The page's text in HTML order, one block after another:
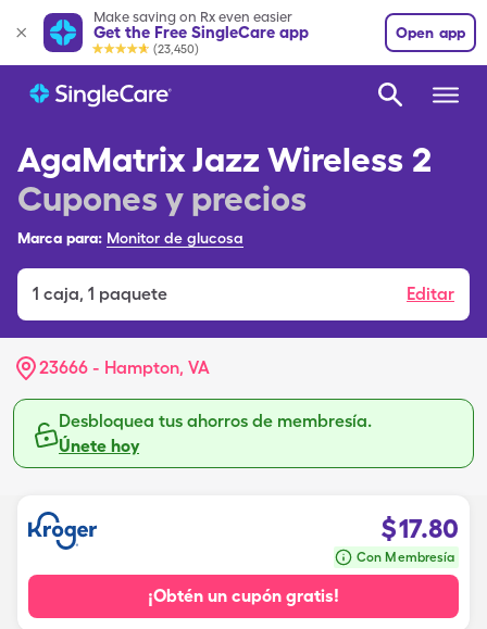
Make saving on Rx even easier
Get the Free SingleCare app
(23,450)
Open app
AgaMatrix Jazz Wireless 2
Cupones y precios
Marca para: Monitor de glucosa
1 caja, 1 paquete Editar
23666 - Hampton, VA
Desbloquea tus ahorros de membresía.
Únete hoy
$17.80
Con Membresía
¡Obtén un cupón gratis!